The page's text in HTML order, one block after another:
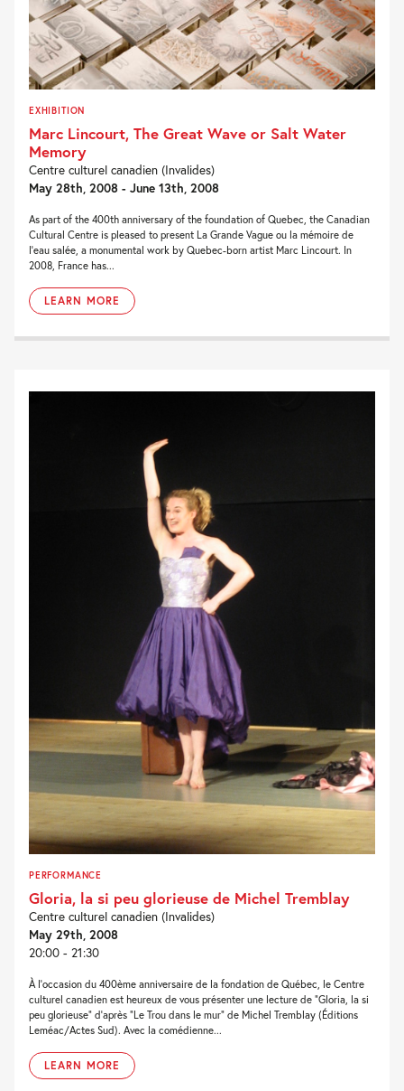
EXHIBITION
Marc Lincourt, The Great Wave or Salt Water
Memory
Centre culturel canadien (Invalides)
May 28th, 2008 - June 13th, 2008
As part of the 400th anniversary of the foundation of Quebec, the Canadian
Cultural Centre is pleased to present La Grande Vague ou la mémoire de
l’eau salée, a monumental work by Quebec-born artist Marc Lincourt. In
2008, France has...
LEARN MORE
PERFORMANCE
Gloria, la si peu glorieuse de Michel Tremblay
Centre culturel canadien (Invalides)
May 29th, 2008
20:00 - 21:30
À l’occasion du 400ème anniversaire de la fondation de Québec, le Centre
culturel canadien est heureux de vous présenter une lecture de “Gloria, la si
peu glorieuse” d’après “Le Trou dans le mur” de Michel Tremblay (Éditions
Leméac/Actes Sud). Avec la comédienne...
LEARN MORE